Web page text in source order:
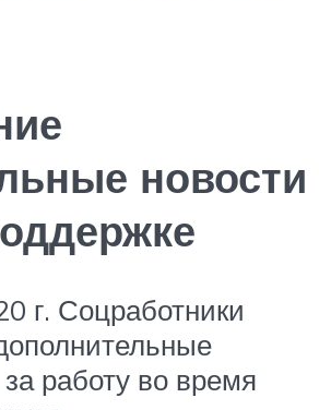
новости
г. Соцработники
работу во время